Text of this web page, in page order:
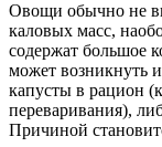
Овощи обычно не
каловых масс,
содержат большое
может возникнуть
капусты в рацион
переваривания),
Причиной